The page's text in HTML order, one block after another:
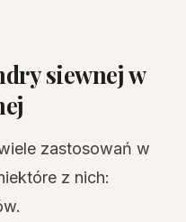
siewnej w
zastosowań w
z nich: